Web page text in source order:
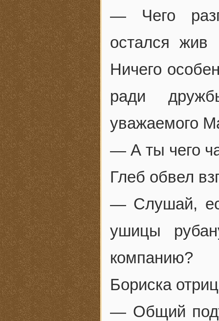
— Чего
остался жив
Ничего
ради
уважаемого
— А ты чего
Глеб обвел
— Слушай,
ушицы
компанию?
Бориска
— Общий